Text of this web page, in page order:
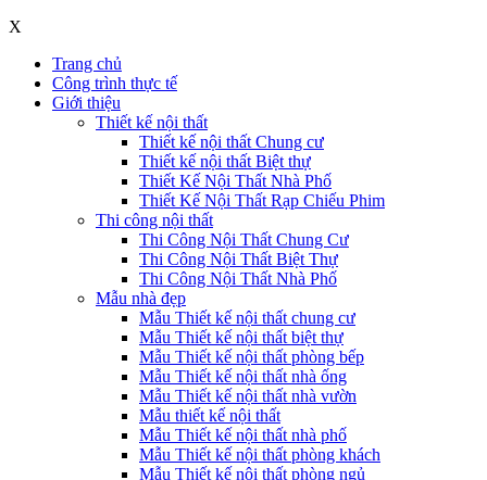
X
Trang chủ
Công trình thực tế
Giới thiệu
Thiết kế nội thất
Thiết kế nội thất Chung cư
Thiết kế nội thất Biệt thự
Thiết Kế Nội Thất Nhà Phố
Thiết Kế Nội Thất Rạp Chiếu Phim
Thi công nội thất
Thi Công Nội Thất Chung Cư
Thi Công Nội Thất Biệt Thự
Thi Công Nội Thất Nhà Phố
Mẫu nhà đẹp
Mẫu Thiết kế nội thất chung cư
Mẫu Thiết kế nội thất biệt thự
Mẫu Thiết kế nội thất phòng bếp
Mẫu Thiết kế nội thất nhà ống
Mẫu Thiết kế nội thất nhà vườn
Mẫu thiết kế nội thất
Mẫu Thiết kế nội thất nhà phố
Mẫu Thiết kế nội thất phòng khách
Mẫu Thiết kế nội thất phòng ngủ